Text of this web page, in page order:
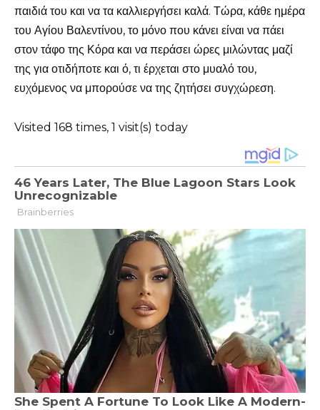
παιδιά του και να τα καλλιεργήσει καλά. Τώρα, κάθε ημέρα
του Αγίου Βαλεντίνου, το μόνο που κάνει είναι να πάει
στον τάφο της Κόρα και να περάσει ώρες μιλώντας μαζί
της για οτιδήποτε και ό, τι έρχεται στο μυαλό του,
ευχόμενος να μπορούσε να της ζητήσει συγχώρεση.
Visited 168 times, 1 visit(s) today